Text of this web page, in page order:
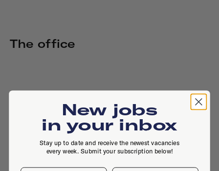
The office
New jobs
in your inbox
Stay up to date and receive the newest vacancies
every week. Submit your subscription below!